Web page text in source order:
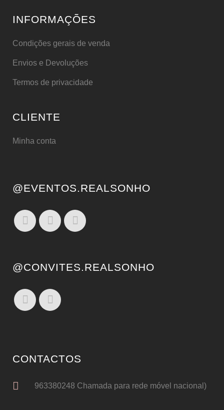
INFORMAÇÕES
Condições gerais de venda
Envios e Devoluções
Termos de privacidade
CLIENTE
Minha conta
@EVENTOS.REALSONHO
@CONVITES.REALSONHO
CONTACTOS
963380248 Chamada para rede móvel nacional)